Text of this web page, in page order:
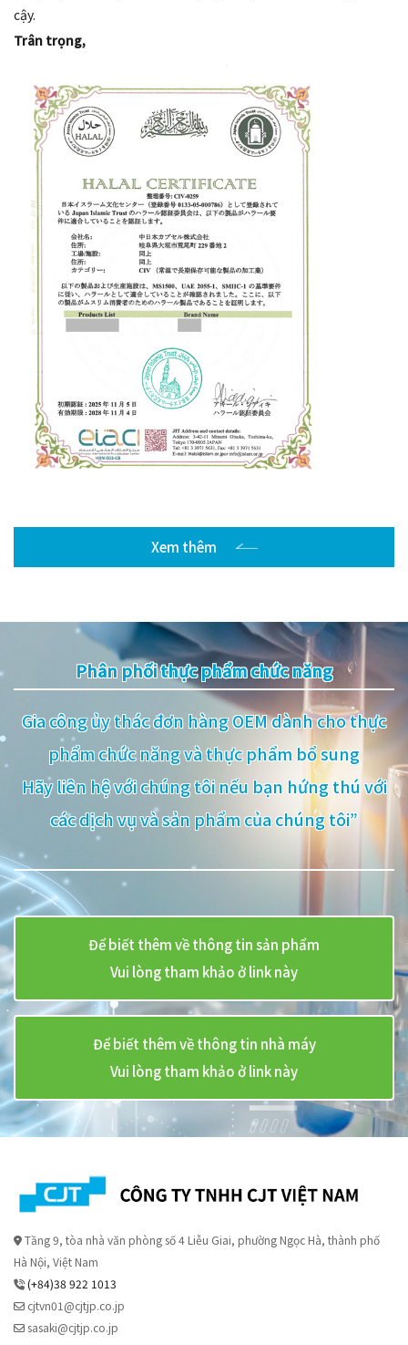
cậy.
Trân trọng,
Xem thêm
Phân phối thực phẩm chức năng
Gia công ủy thác đơn hàng OEM dành cho thực
phẩm chức năng và thực phẩm bổ sung
Hãy liên hệ với chúng tôi nếu bạn hứng thú với
các dịch vụ và sản phẩm của chúng tôi”
Để biết thêm về thông tin sản phẩm
Vui lòng tham khảo ở link này
Để biết thêm về thông tin nhà máy
Vui lòng tham khảo ở link này
Tầng 9, tòa nhà văn phòng số 4 Liễu Giai, phường Ngọc Hà, thành phố
Hà Nội, Việt Nam
(+84)38 922 1013
cjtvn01@cjtjp.co.jp
sasaki@cjtjp.co.jp